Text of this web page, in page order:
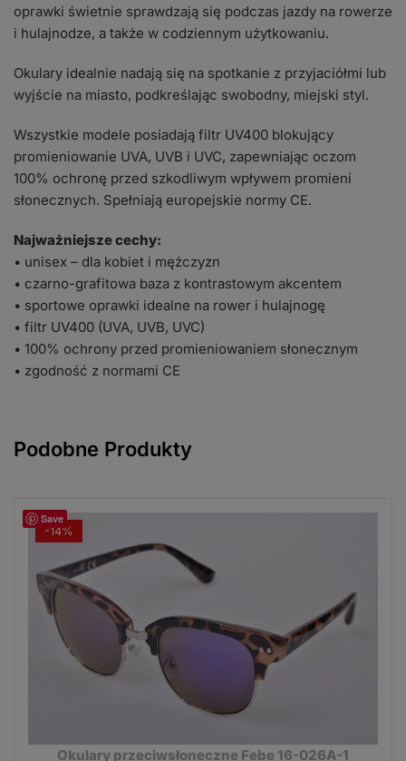
oprawki świetnie sprawdzają się podczas jazdy na rowerze
i hulajnodze, a także w codziennym użytkowaniu.
Okulary idealnie nadają się na spotkanie z przyjaciółmi lub
wyjście na miasto, podkreślając swobodny, miejski styl.
Wszystkie modele posiadają filtr UV400 blokujący
promieniowanie UVA, UVB i UVC, zapewniając oczom
100% ochronę przed szkodliwym wpływem promieni
słonecznych. Spełniają europejskie normy CE.
Najważniejsze cechy:
• unisex – dla kobiet i mężczyzn
• czarno-grafitowa baza z kontrastowym akcentem
• sportowe oprawki idealne na rower i hulajnogę
• filtr UV400 (UVA, UVB, UVC)
• 100% ochrony przed promieniowaniem słonecznym
• zgodność z normami CE
Podobne Produkty
Save
-14%
Okulary przeciwsłoneczne Febe 16-026A-1